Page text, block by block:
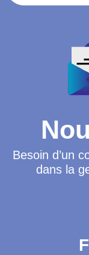
Besoin d’un
dans la